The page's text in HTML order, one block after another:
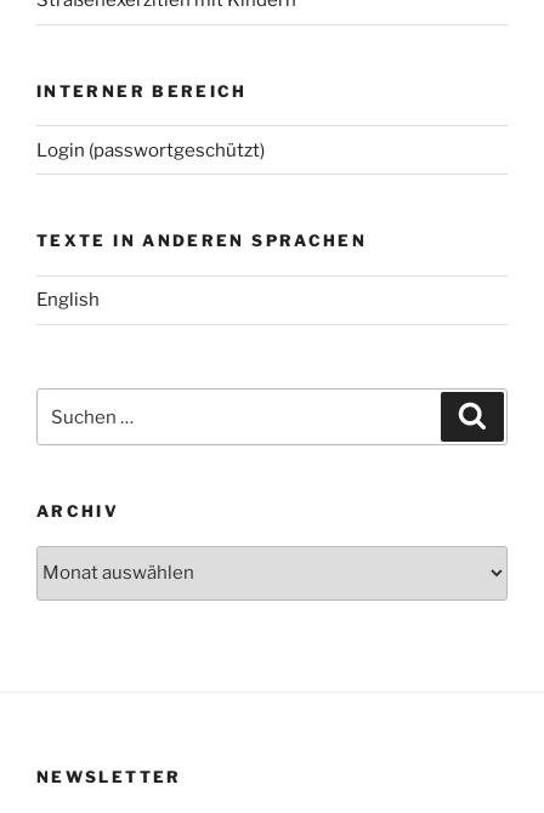
INTERNER BEREICH
Login (passwortgeschützt)
TEXTE IN ANDEREN SPRACHEN
English
nach:
ARCHIV
NEWSLETTER